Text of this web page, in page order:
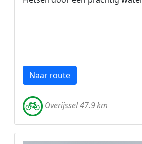
Naar route
Overijssel 47.9 km